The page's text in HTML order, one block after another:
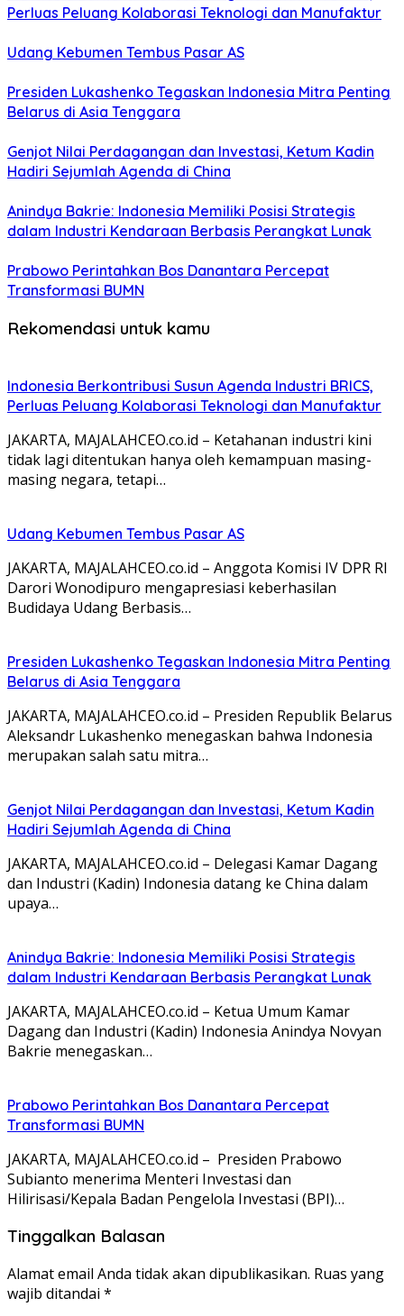
Perluas Peluang Kolaborasi Teknologi dan Manufaktur
Udang Kebumen Tembus Pasar AS
Presiden Lukashenko Tegaskan Indonesia Mitra Penting
Belarus di Asia Tenggara
Genjot Nilai Perdagangan dan Investasi, Ketum Kadin
Hadiri Sejumlah Agenda di China
Anindya Bakrie: Indonesia Memiliki Posisi Strategis
dalam Industri Kendaraan Berbasis Perangkat Lunak
Prabowo Perintahkan Bos Danantara Percepat
Transformasi BUMN
Rekomendasi untuk kamu
Indonesia Berkontribusi Susun Agenda Industri BRICS,
Perluas Peluang Kolaborasi Teknologi dan Manufaktur
JAKARTA, MAJALAHCEO.co.id – Ketahanan industri kini
tidak lagi ditentukan hanya oleh kemampuan masing-
masing negara, tetapi…
Udang Kebumen Tembus Pasar AS
JAKARTA, MAJALAHCEO.co.id – Anggota Komisi IV DPR RI
Darori Wonodipuro mengapresiasi keberhasilan
Budidaya Udang Berbasis…
Presiden Lukashenko Tegaskan Indonesia Mitra Penting
Belarus di Asia Tenggara
JAKARTA, MAJALAHCEO.co.id – Presiden Republik Belarus
Aleksandr Lukashenko menegaskan bahwa Indonesia
merupakan salah satu mitra…
Genjot Nilai Perdagangan dan Investasi, Ketum Kadin
Hadiri Sejumlah Agenda di China
JAKARTA, MAJALAHCEO.co.id – Delegasi Kamar Dagang
dan Industri (Kadin) Indonesia datang ke China dalam
upaya…
Anindya Bakrie: Indonesia Memiliki Posisi Strategis
dalam Industri Kendaraan Berbasis Perangkat Lunak
JAKARTA, MAJALAHCEO.co.id – Ketua Umum Kamar
Dagang dan Industri (Kadin) Indonesia Anindya Novyan
Bakrie menegaskan…
Prabowo Perintahkan Bos Danantara Percepat
Transformasi BUMN
JAKARTA, MAJALAHCEO.co.id – Presiden Prabowo
Subianto menerima Menteri Investasi dan
Hilirisasi/Kepala Badan Pengelola Investasi (BPI)…
Tinggalkan Balasan
Alamat email Anda tidak akan dipublikasikan. Ruas yang
wajib ditandai *